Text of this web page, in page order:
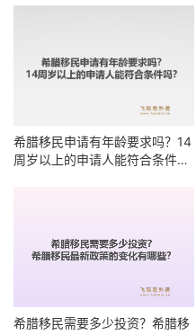
希腊移民申请有年龄要求吗？14
周岁以上的申请人能符合条件
希腊移民需要多少投资？希腊移